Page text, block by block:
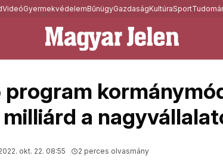
VideóGyermekvédelemBűnügyGazdaságKultúraSport
milliárd a
okt. 22. 08:55 2 perces olvasmány